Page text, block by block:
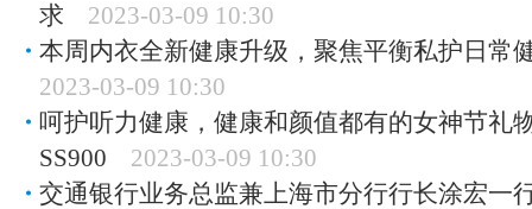
求
2023-03-09 10:30
本周内衣全新健康升级，聚焦平衡私护日常
2023-03-09 10:30
呵护听力健康，健康和颜值都有的女神节
SS900
2023-03-09 10:30
交通银行业务总监兼上海市分行行长涂宏一